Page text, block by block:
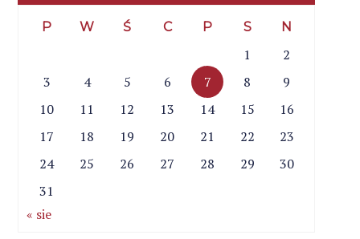
P W Ś C P S N
1
2
3
4 5 6 7 8
9
10
11 12 13 14 15
16
17
18 19 20 21 22
23
24
25 26 27 28 29
30
31
« sie